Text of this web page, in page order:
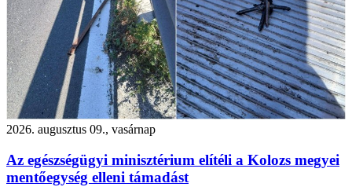
2026. augusztus 09., vasárnap
Az egészségügyi minisztérium elítéli a Kolozs megyei
mentőegység elleni támadást